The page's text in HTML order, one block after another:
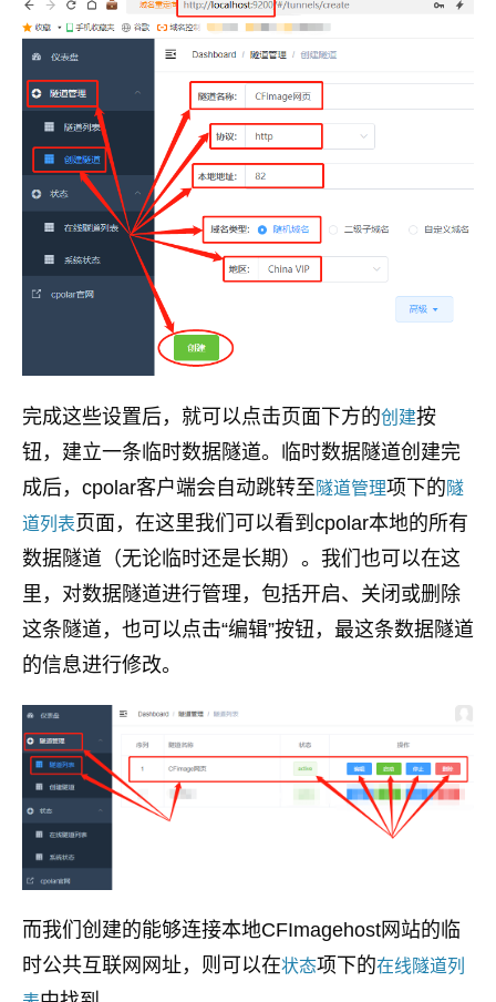
完成这些设置后，就可以点击页面下方的创建按
钮，建立一条临时数据隧道。临时数据隧道创建完
成后，cpolar客户端会自动跳转至隧道管理项下的隧
道列表 页面，在这里我们可以看到cpolar本地的所有
数据隧道（无论临时还是长期）。我们也可以在这
里，对数据隧道进行管理，包括开启、关闭或删除
这条隧道，也可以点击“编辑”按钮，最这条数据隧道
的信息进行修改。
而我们创建的能够连接本地CFImagehost网站的临
时公共互联网网址，则可以在状态项下的在线隧道列